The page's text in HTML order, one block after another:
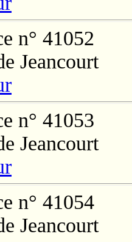
n° 41052
Jeancourt
n° 41053
Jeancourt
n° 41054
Jeancourt